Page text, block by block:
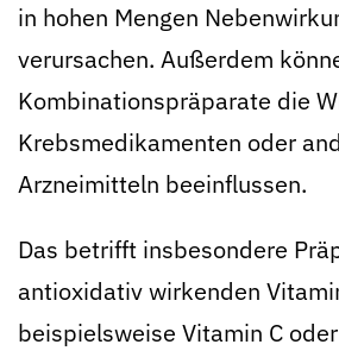
in hohen Mengen
verursachen. Außerdem
Kombinationspräparate die
Krebsmedikamenten oder
Arzneimitteln beeinflussen.
Das betrifft insbesondere
antioxidativ wirkenden
beispielsweise Vitamin C